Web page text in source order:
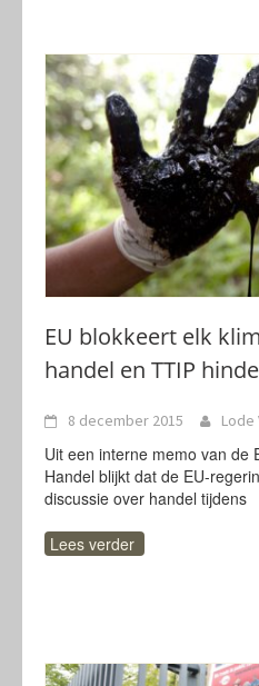
EU blokkeert elk
handel en TTIP
8 december 2015 Lode
Uit een interne memo van de
Handel blijkt dat de EU-
discussie over handel tijdens
Lees verder